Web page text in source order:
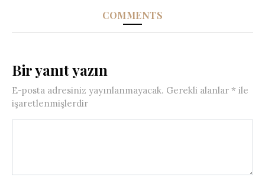
COMMENTS
Bir yanıt yazın
E-posta adresiniz yayınlanmayacak. Gerekli alanlar * ile
işaretlenmişlerdir